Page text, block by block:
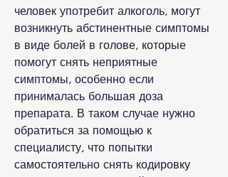
человек употребит алкоголь, могут
возникнуть абстинентные симптомы
в виде болей в голове, которые
помогут снять неприятные
симптомы, особенно если
принималась большая доза
препарата. В таком случае нужно
обратиться за помощью к
специалисту, что попытки
самостоятельно снять кодировку